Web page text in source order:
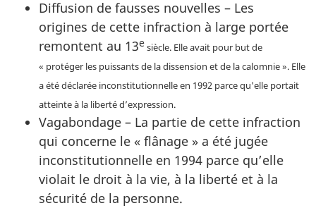
Diffusion de fausses nouvelles – Les
origines de cette infraction à large portée
remontent au 13esiècle. Elle avait pour but de
« protéger les puissants de la dissension et de la calomnie ». Elle
a été déclarée inconstitutionnelle en 1992 parce qu'elle portait
atteinte à la liberté d’expression.
Vagabondage – La partie de cette infraction
qui concerne le « flânage » a été jugée
inconstitutionnelle en 1994 parce qu’elle
violait le droit à la vie, à la liberté et à la
sécurité de la personne.